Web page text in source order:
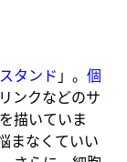
タンド 」。 個
ンクなどのサ
を描いていま
まなくていい